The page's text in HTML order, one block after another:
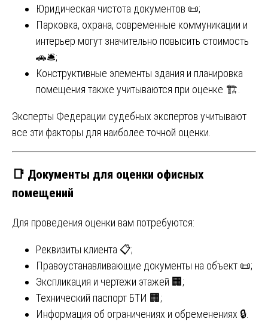
Юридическая чистота документов 📜;
Парковка, охрана, современные коммуникации и
интерьер могут значительно повысить стоимость
🚗🛎️;
Конструктивные элементы здания и планировка
помещения также учитываются при оценке 🏗️.
Эксперты Федерации судебных экспертов учитывают
все эти факторы для наиболее точной оценки.
📑 Документы для оценки офисных
помещений
Для проведения оценки вам потребуются:
Реквизиты клиента 📋;
Правоустанавливающие документы на объект 📜;
Экспликация и чертежи этажей 🏢;
Технический паспорт БТИ 🏢;
Информация об ограничениях и обременениях 🔒.